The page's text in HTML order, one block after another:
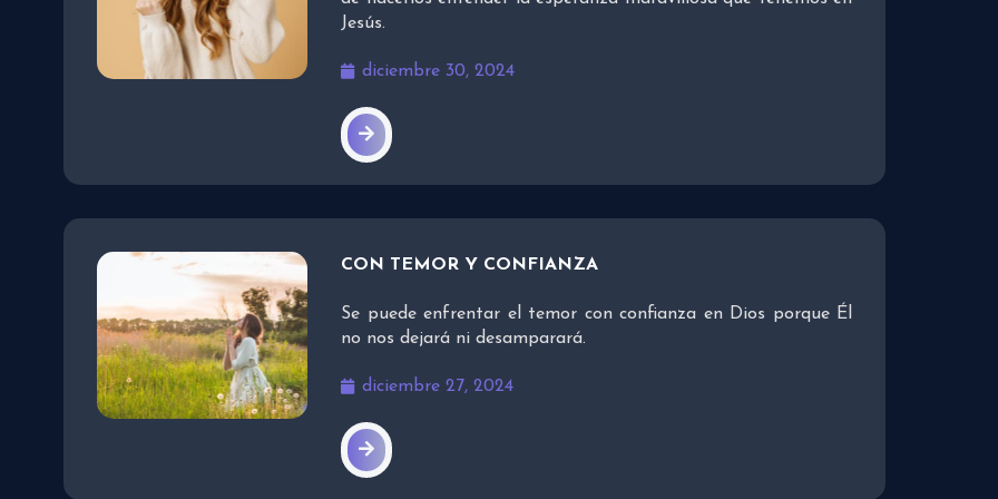
Jesús.
diciembre 30, 2024
CON TEMOR Y CONFIANZA
Se puede enfrentar el temor con confianza en Dios porque Él
no nos dejará ni desamparará.
diciembre 27, 2024